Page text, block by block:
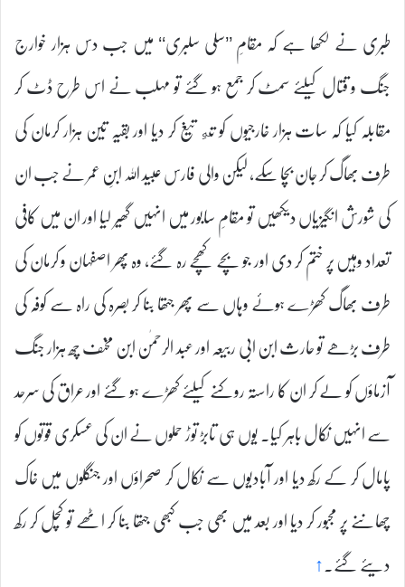
طبری نے لکھا ہے کہ مقامِ ’’سلی سلبری‘‘ میں جب دس ہزار خوارج
جنگ و قتال کیلئے سمٹ کر جمع ہو گئے تو مہلب نے اس طرح ڈٹ کر
مقابلہ کیا کہ سات ہزار خارجیوں کو تهِ تیغ کر دیا اور بقیہ تین ہزار کرمان کی
طرف بھاگ کر جان بچا سکے، لیکن والی فارس عبید اللہ ابنِ عمر نے جب ان
کی شورش انگیزیاں دیکھیں تو مقامِ سابور میں انہیں گھیر لیا اور ان میں کافی
تعداد وہیں پر ختم کر دی اور جو بچے کھچے رہ گئے، وہ پھر اصفہان و کرمان کی
طرف بھاگ کھڑے ہوئے وہاں سے پھر جتھا بنا کر بصرہ کی راہ سے کوفہ کی
طرف بڑھے تو حارث ابن ابی ربیعہ اور عبد الرحمٰن ابن مخنف چھ ہزار جنگ
آزماؤں کو لے کر ان کا راستہ روکنے کیلئے کھڑے ہو گئے اور عراق کی سرحد
سے انہیں نکال باہر کیا۔ یوں ہی تابڑ توڑ حملوں نے ان کی عسکری قوتوں کو
پامال کر کے رکھ دیا اور آبادیوں سے نکال کر صحراؤں اور جنگلوں میں خاک
چھاننے پر مجبور کر دیا اور بعد میں بھی جب کبھی جتھا بنا کر اٹھے تو کچل کر رکھ
دیئے گئے۔↑